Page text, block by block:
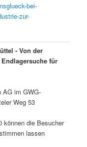
bei-
zur-
- Von der
für
AG im GWG-
Weg 53
können die Besucher
lassen